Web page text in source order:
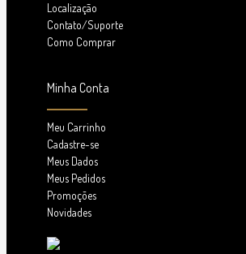
Localização
Contato/Suporte
Como Comprar
Minha Conta
Meu Carrinho
Cadastre-se
Meus Dados
Meus Pedidos
Promoções
Novidades